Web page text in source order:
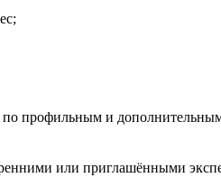
по профильным и
или приглашёнными